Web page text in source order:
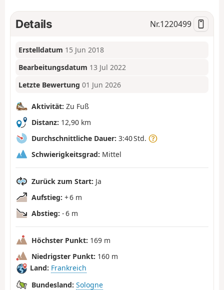
Details Nr.1220499
Erstelldatum 15 Jun 2018
Bearbeitungsdatum 13 Jul 2022
Letzte Bewertung 01 Jun 2026
Aktivität: Zu Fuß
Distanz: 12,90 km
Durchschnittliche Dauer: 3:40 Std.
Schwierigkeitsgrad: Mittel
Zurück zum Start: Ja
Aufstieg: + 6 m
Abstieg: - 6 m
Höchster Punkt: 169 m
Niedrigster Punkt: 160 m
Land: Frankreich
Bundesland: Sologne